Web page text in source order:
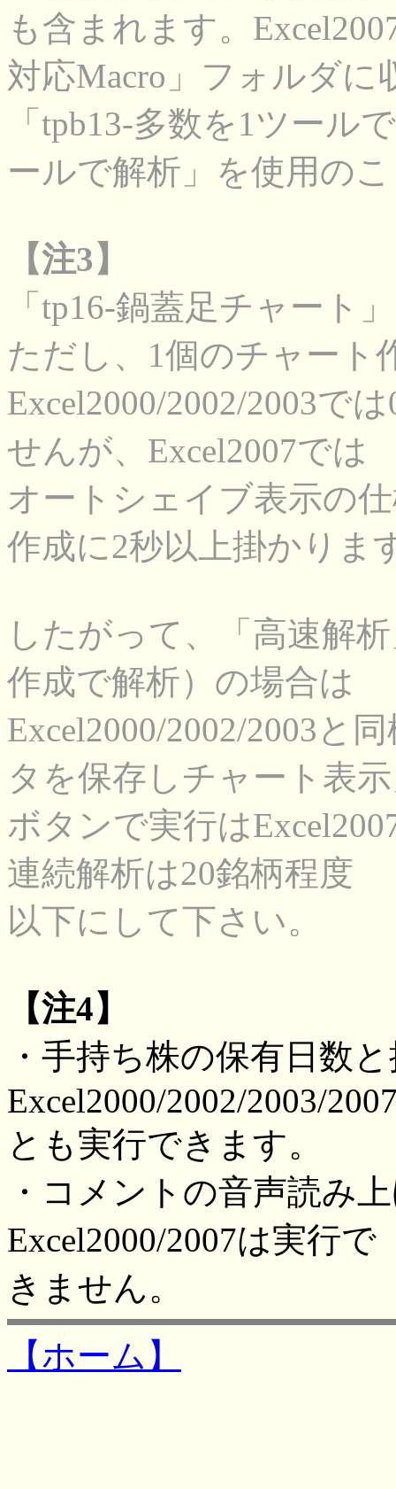
も含まれます。
対応Macro」フォルダに
「tpb13-多数を1ツール
ールで解析」を使用の
【注3】
「tp16-鍋蓋足チャート
ただし、1個のチャート
Excel2000/2002/2003で
せんが、Excel2007では
オートシェイブ表示の
作成に2秒以上掛かりま
したがって、「高速解
作成で解析）の場合は
Excel2000/2002/2003と
タを保存しチャート表
ボタンで実行は
連続解析は20銘柄程度
以下にして下さい。
【注4】
・手持ち株の保有日数
Excel2000/2002/2003/
とも実行できます。
・コメントの音声読み
Excel2000/2007は実行で
きません。
【ホーム】